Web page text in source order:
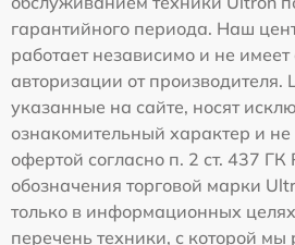
гарантийного периода. Наш
работает независимо и не
авторизации от
указанные на сайте, носят
ознакомительный характер и
офертой согласно п. 2 ст. 437
обозначения торговой марки
только в информационных
перечень техники, с которой